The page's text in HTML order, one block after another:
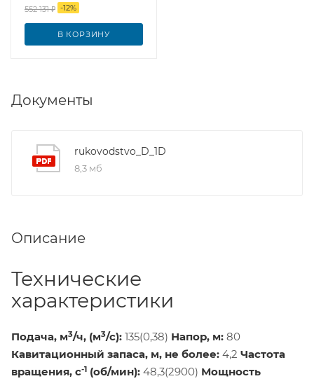
552 131₽ -12%
В КОРЗИНУ
Документы
rukovodstvo_D_1D
8,3 мб
Описание
Технические
характеристики
Подача, м3/ч, (м3/с): 135(0,38) Напор, м: 80
Кавитационный запаса, м, не более: 4,2 Частота
вращения, с-1 (об/мин): 48,3(2900) Мощность